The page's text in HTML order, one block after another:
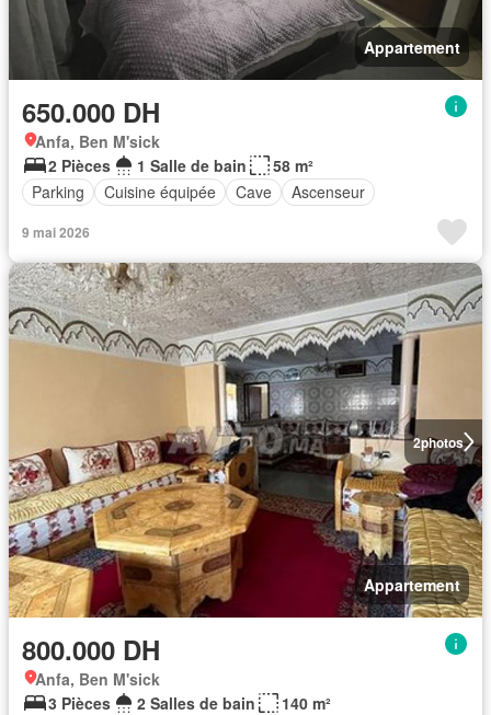
Appartement
650.000 DH
Anfa, Ben M'sick
2 Pièces
1 Salle de bain
58 m²
Parking
Cuisine équipée Cave Ascenseur
9 mai 2026
2photos
Appartement
800.000 DH
Anfa, Ben M'sick
3 Pièces
2 Salles de bain
140 m²